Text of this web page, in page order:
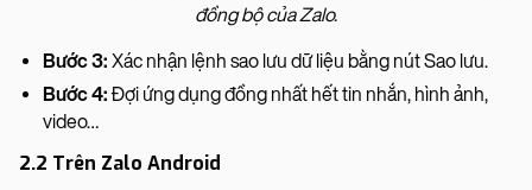
đồng bộ của Zalo.
Bước 3: Xác nhận lệnh sao lưu dữ liệu bằng nút Sao lưu.
Bước 4:Đợi ứng dụng đồng nhất hết tin nhắn, hình ảnh,
video…
2.2 Trên Zalo Android